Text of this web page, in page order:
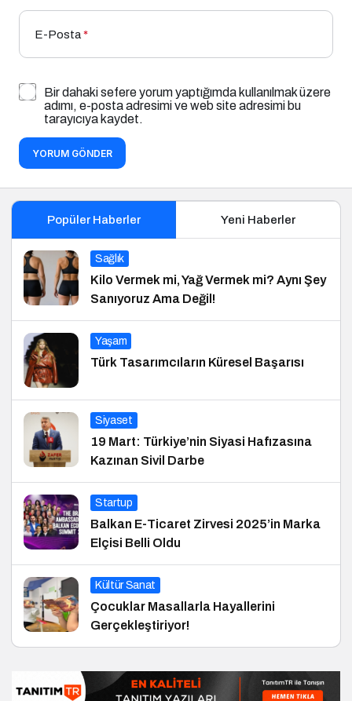
E-Posta*
Bir dahaki sefere yorum yaptığımda kullanılmak üzere
adımı, e-posta adresimi ve web site adresimi bu
tarayıcıya kaydet.
YORUM GÖNDER
Popüler Haberler Yeni Haberler
Sağlık
Kilo Vermek mi, Yağ Vermek mi? Aynı Şey
Sanıyoruz Ama Değil!
Yaşam
Türk Tasarımcıların Küresel Başarısı
Siyaset
19 Mart: Türkiye’nin Siyasi Hafızasına
Kazınan Sivil Darbe
Startup
Balkan E-Ticaret Zirvesi 2025’in Marka
Elçisi Belli Oldu
Kültür Sanat
Çocuklar Masallarla Hayallerini
Gerçekleştiriyor!